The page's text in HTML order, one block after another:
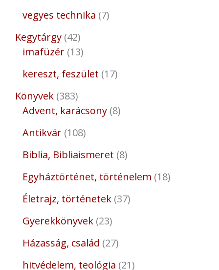
vegyes technika 7
Kegytárgy 42
imafüzér 13
kereszt, feszület 17
Könyvek 383
Advent, karácsony 8
Antikvár 108
Biblia, Bibliaismeret 8
Egyháztörténet, történelem 18
Életrajz, történetek 37
Gyerekkönyvek 23
Házasság, család 27
hitvédelem, teológia 21